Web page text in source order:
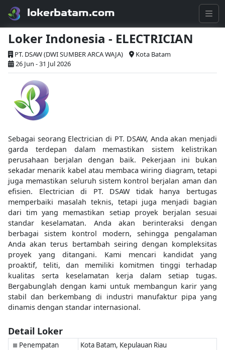
lokerbatam.com
Loker Indonesia - ELECTRICIAN
PT. DSAW (DWI SUMBER ARCA WAJA)
Kota Batam
26 Jun - 31 Jul 2026
Sebagai seorang Electrician di PT. DSAW, Anda akan menjadi
garda terdepan dalam memastikan sistem kelistrikan
perusahaan berjalan dengan baik. Pekerjaan ini bukan
sekadar menarik kabel atau membaca wiring diagram, tetapi
juga memastikan seluruh sistem kontrol berjalan aman dan
efisien. Electrician di PT. DSAW tidak hanya bertugas
memperbaiki masalah teknis, tetapi juga menjadi bagian
dari tim yang memastikan setiap proyek berjalan sesuai
standar keselamatan. Anda akan berinteraksi dengan
berbagai sistem kontrol modern, sehingga pengalaman
Anda akan terus bertambah seiring dengan kompleksitas
proyek yang ditangani. Kami mencari kandidat yang
proaktif, teliti, dan memiliki komitmen tinggi terhadap
kualitas serta keselamatan kerja dalam setiap tugas.
Bergabunglah dengan kami untuk membangun karir yang
stabil dan berkembang di industri manufaktur pipa yang
dinamis dengan standar internasional.
Detail Loker
■ Penempatan Kota Batam, Kepulauan Riau